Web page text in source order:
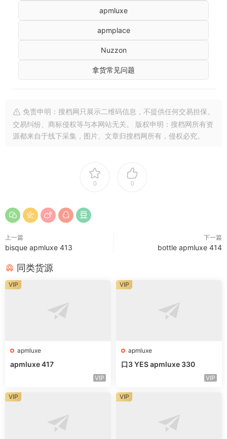
apmluxe
apmplace
Nuzzon
拿货常见问题
免责申明：搜档网只展示二维码信息，不提供任何交易担保。
交易纠纷、商标侵权等与本网站无关。 版权申明：搜档网所有资
源都来自于线下采集，图片、文章归搜档网所有，侵权必究。
0 0
上一篇
bisque apmluxe 413
下一篇
bottle apmluxe 414
同类货源
apmluxe
apmluxe 417
VIP
VIP
apmluxe
口3 YES apmluxe 330
VIP
VIP
VIP VIP